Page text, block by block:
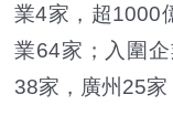
業4家，超1000
業64家；入圍
38家，廣州25家